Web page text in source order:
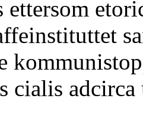
ettersom
cialis